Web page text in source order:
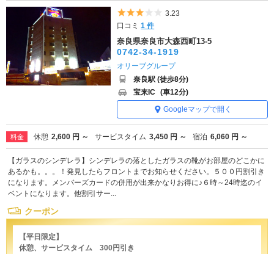
5つ星のうち3
3.23
口コミ1 件
奈良県奈良市大森西町13-5
0742-34-1919
オリーブグループ
奈良駅 (徒歩8分)
宝来IC (車12分)
Googleマップで開く
料金 休憩 2,600 円 ～ サービスタイム 3,450 円 ～ 宿泊 6,060 円 ～
【ガラスのシンデレラ】シンデレラの落としたガラスの靴がお部屋のどこかに
あるかも。。。！発見したらフロントまでお知らせください。５００円割引き
になります。メンバーズカードの併用が出来かなりお得に♪６時～24時迄のイ
ベントになります。他割引サー...
クーポン
【平日限定】
休憩、サービスタイム 300円引き